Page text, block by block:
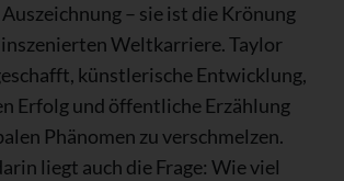
– sie ist die Krönung
Weltkarriere. Taylor
künstlerische Entwicklung,
Erfolg und öffentliche Erzählung
Phänomen zu verschmelzen.
liegt auch die Frage: Wie viel